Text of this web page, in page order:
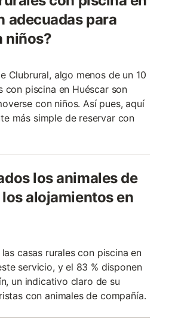
adecuadas para
niños?
Clubrural, algo menos de un 10
con piscina en Huéscar son
con niños. Así pues, aquí
más simple de reservar con
los animales de
alojamientos en
las casas rurales con piscina en
servicio, y el 83 % disponen
un indicativo claro de su
con animales de compañí­a.